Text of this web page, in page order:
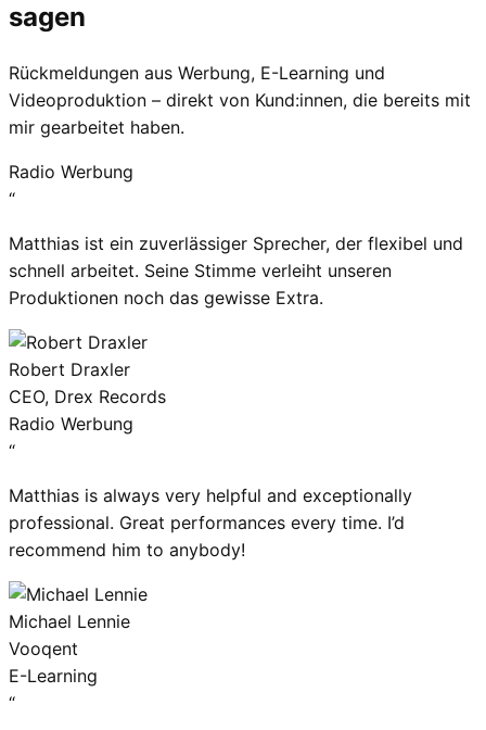
sagen
Rückmeldungen aus Werbung, E-Learning und
Videoproduktion – direkt von Kund:innen, die bereits mit
mir gearbeitet haben.
Radio Werbung
“
Matthias ist ein zuverlässiger Sprecher, der flexibel und
schnell arbeitet. Seine Stimme verleiht unseren
Produktionen noch das gewisse Extra.
Robert Draxler
CEO, Drex Records
Radio Werbung
“
Matthias is always very helpful and exceptionally
professional. Great performances every time. I’d
recommend him to anybody!
Michael Lennie
Vooqent
E-Learning
“